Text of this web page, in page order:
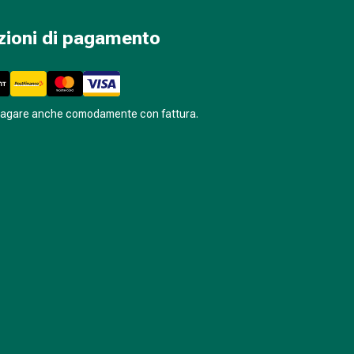
di pagamento
anche comodamente con fattura.